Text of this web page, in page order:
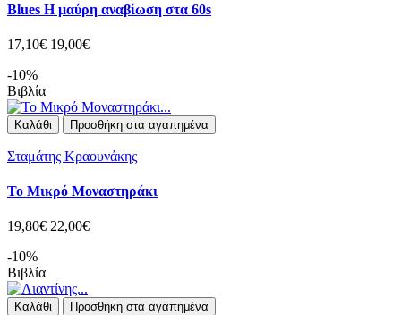
Blues Η μαύρη αναβίωση στα 60s
17,10€ 19,00€
-10%
Βιβλία
Καλάθι Προσθήκη στα αγαπημένα
Σταμάτης Κραουνάκης
Το Μικρό Μοναστηράκι
19,80€ 22,00€
-10%
Βιβλία
Καλάθι Προσθήκη στα αγαπημένα